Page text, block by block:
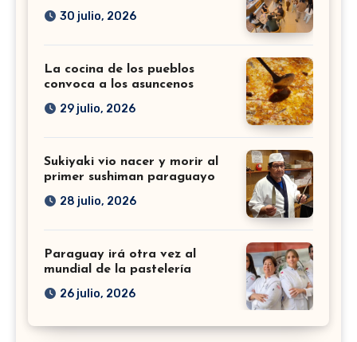
30 julio, 2026
La cocina de los pueblos
convoca a los asuncenos
29 julio, 2026
Sukiyaki vio nacer y morir al
primer sushiman paraguayo
28 julio, 2026
Paraguay irá otra vez al
mundial de la pastelería
26 julio, 2026